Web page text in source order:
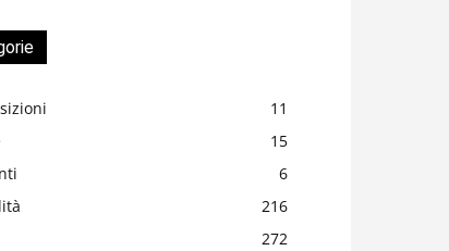
11
15
6
216
272